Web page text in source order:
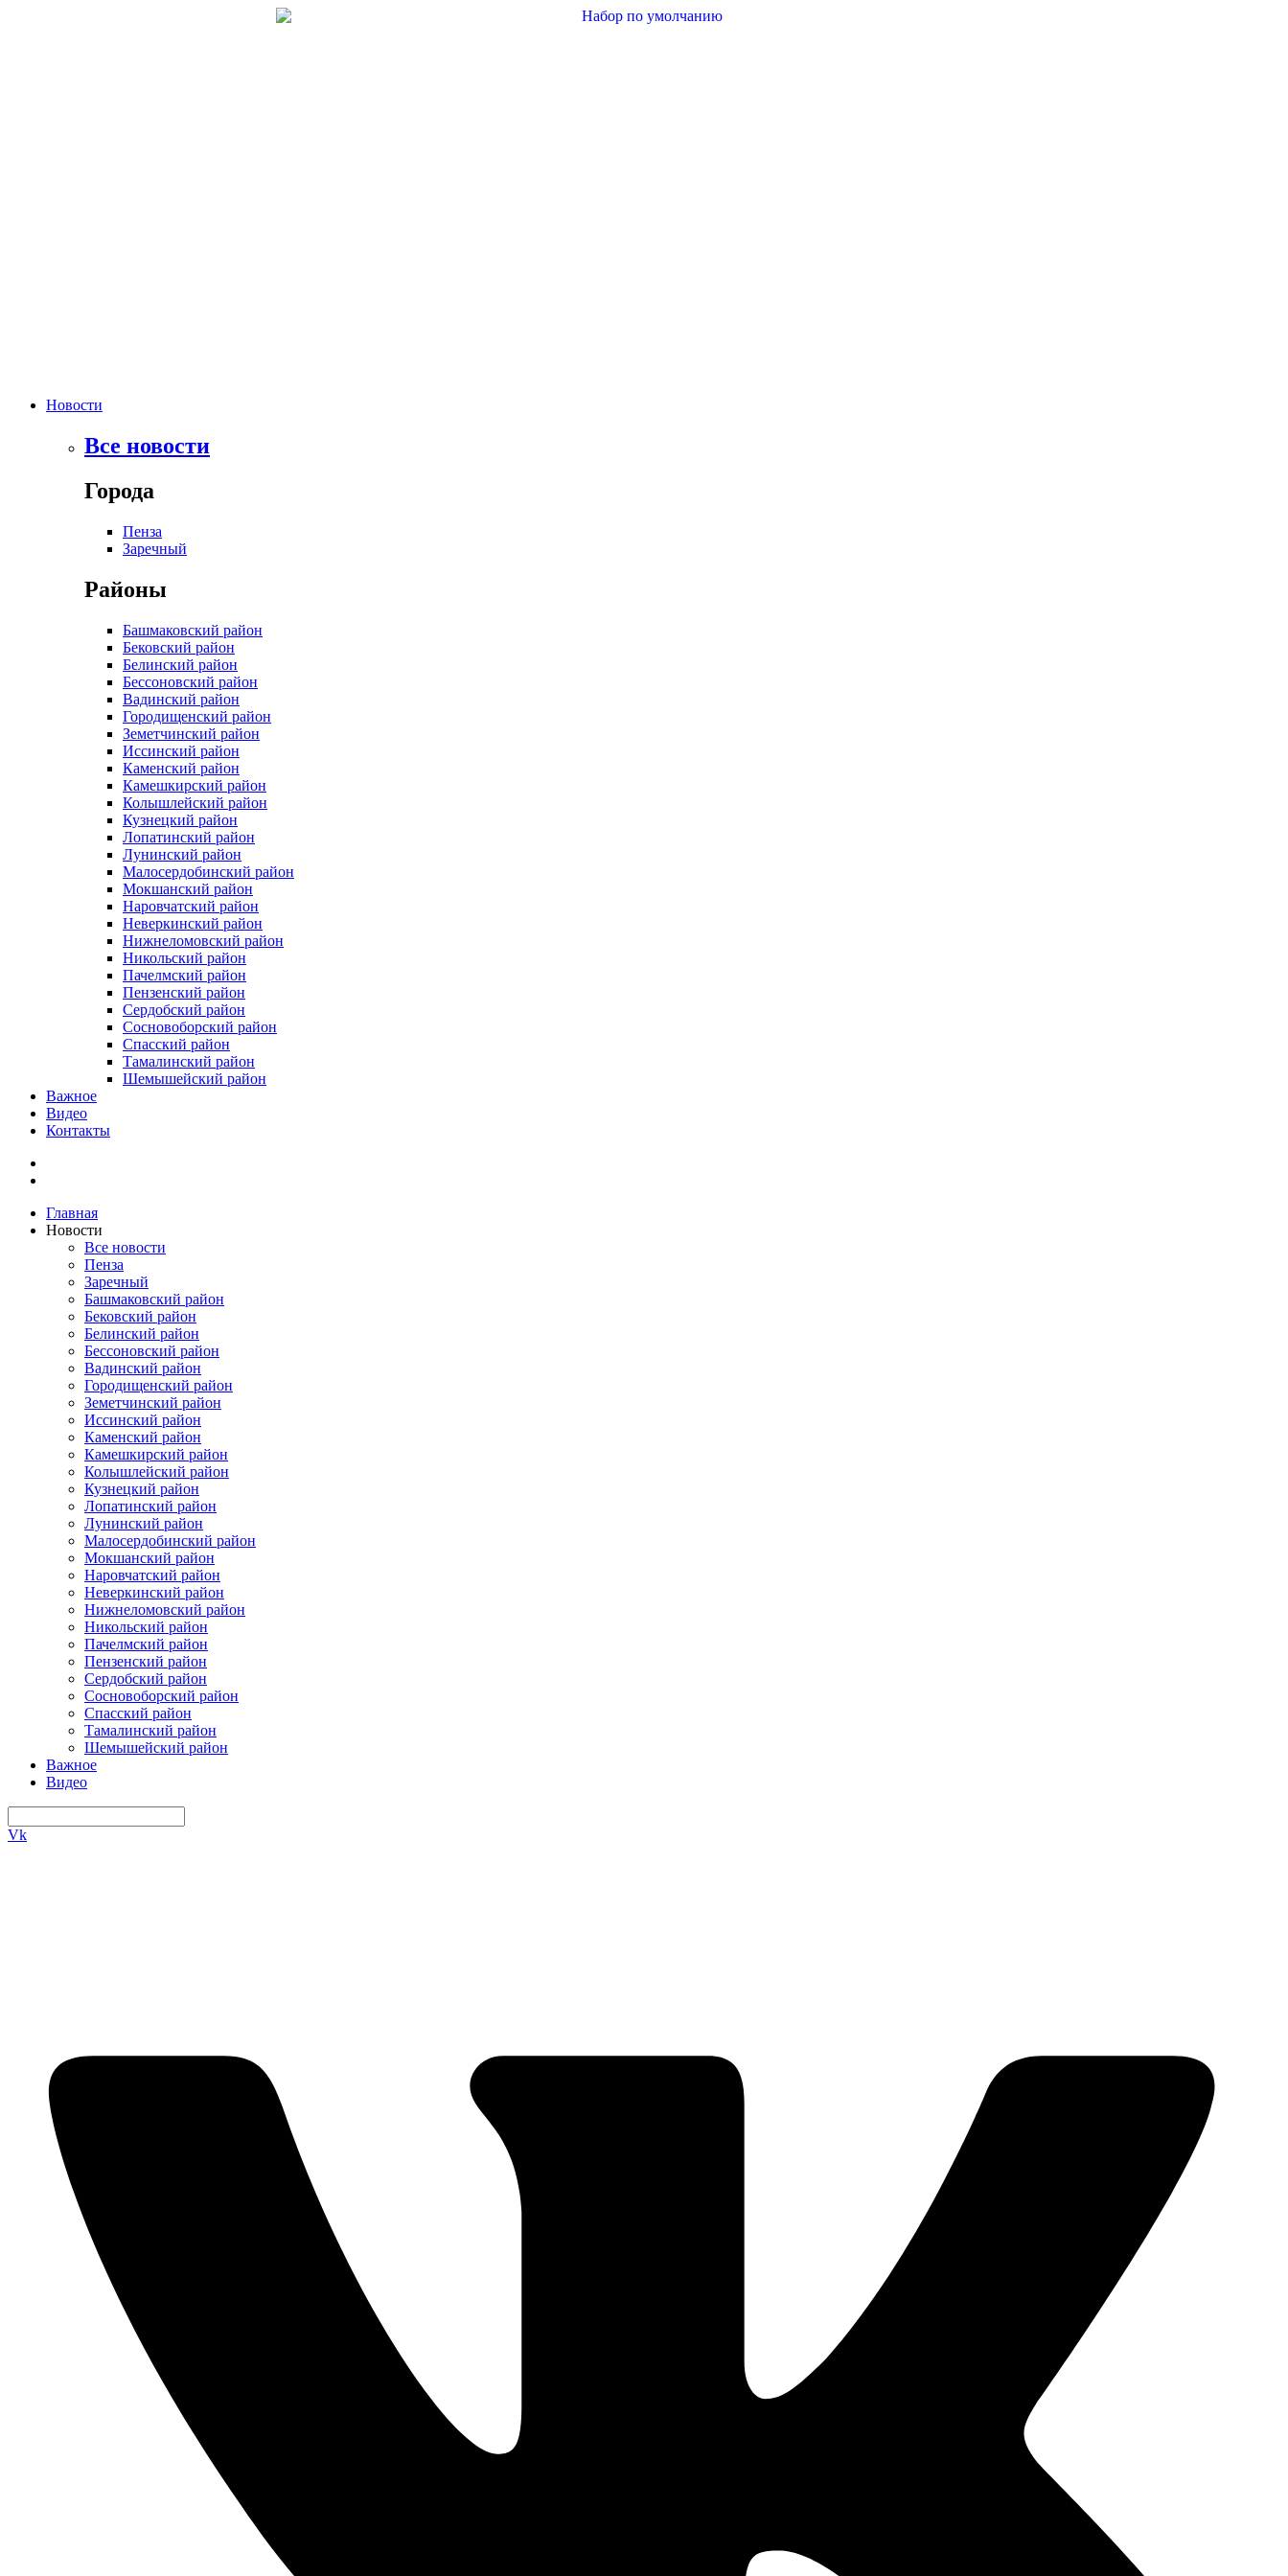
Новости
Все новости
Города
Пенза
Заречный
Районы
Башмаковский район
Бековский район
Белинский район
Бессоновский район
Вадинский район
Городищенский район
Земетчинский район
Иссинский район
Каменский район
Камешкирский район
Колышлейский район
Кузнецкий район
Лопатинский район
Лунинский район
Малосердобинский район
Мокшанский район
Наровчатский район
Неверкинский район
Нижнеломовский район
Никольский район
Пачелмский район
Пензенский район
Сердобский район
Сосновоборский район
Спасский район
Тамалинский район
Шемышейский район
Важное
Видео
Контакты
Главная
Новости
Все новости
Пенза
Заречный
Башмаковский район
Бековский район
Белинский район
Бессоновский район
Вадинский район
Городищенский район
Земетчинский район
Иссинский район
Каменский район
Камешкирский район
Колышлейский район
Кузнецкий район
Лопатинский район
Лунинский район
Малосердобинский район
Мокшанский район
Наровчатский район
Неверкинский район
Нижнеломовский район
Никольский район
Пачелмский район
Пензенский район
Сердобский район
Сосновоборский район
Спасский район
Тамалинский район
Шемышейский район
Важное
Видео
Vk